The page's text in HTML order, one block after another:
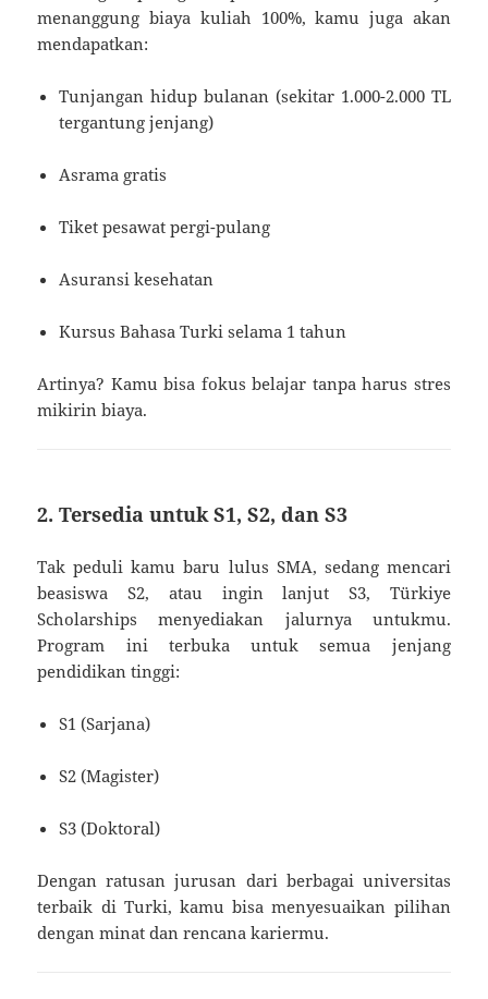
menanggung biaya kuliah 100%, kamu juga akan
mendapatkan:
Tunjangan hidup bulanan (sekitar 1.000-2.000 TL
tergantung jenjang)
Asrama gratis
Tiket pesawat pergi-pulang
Asuransi kesehatan
Kursus Bahasa Turki selama 1 tahun
Artinya? Kamu bisa fokus belajar tanpa harus stres
mikirin biaya.
2. Tersedia untuk S1, S2, dan S3
Tak peduli kamu baru lulus SMA, sedang mencari
beasiswa S2, atau ingin lanjut S3, Türkiye
Scholarships menyediakan jalurnya untukmu.
Program ini terbuka untuk semua jenjang
pendidikan tinggi:
S1 (Sarjana)
S2 (Magister)
S3 (Doktoral)
Dengan ratusan jurusan dari berbagai universitas
terbaik di Turki, kamu bisa menyesuaikan pilihan
dengan minat dan rencana kariermu.